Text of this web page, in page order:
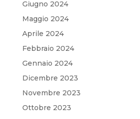
Giugno 2024
Maggio 2024
Aprile 2024
Febbraio 2024
Gennaio 2024
Dicembre 2023
Novembre 2023
Ottobre 2023